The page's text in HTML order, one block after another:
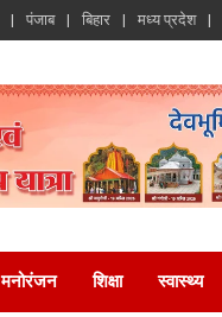
पंजाब बिहार मध्य प्रदेश
मनोरंजन शिक्षा स्वास्थ्य